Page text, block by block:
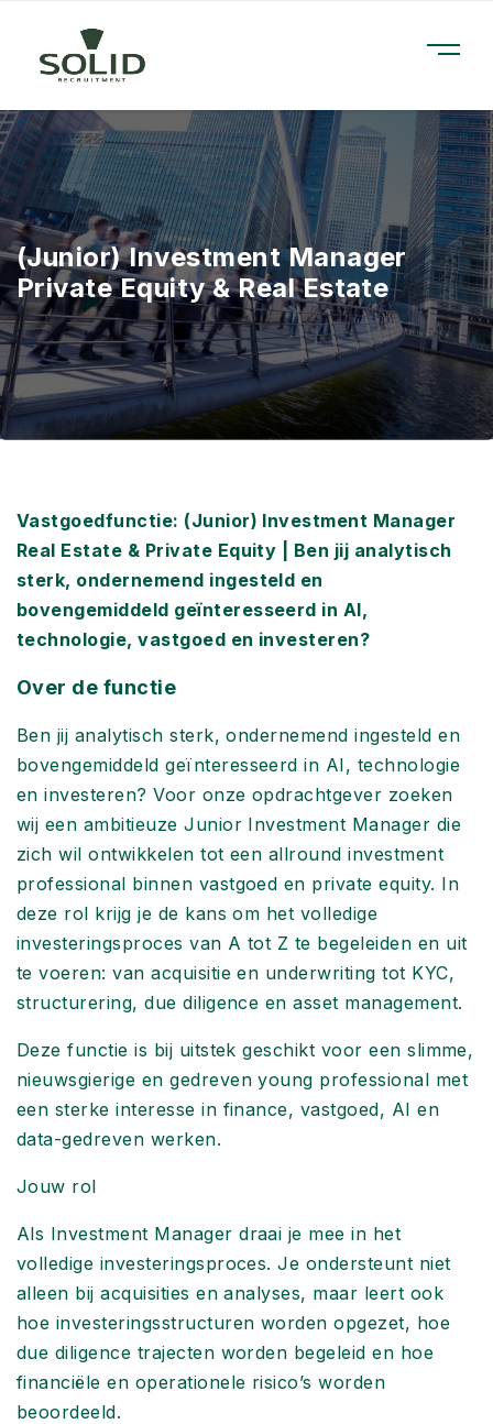
(Junior) Investment Manager
Private Equity & Real Estate
Vastgoedfunctie: (Junior) Investment Manager
Real Estate & Private Equity | Ben jij analytisch
sterk, ondernemend ingesteld en
bovengemiddeld geïnteresseerd in AI,
technologie, vastgoed en investeren?
Over de functie
Ben jij analytisch sterk, ondernemend ingesteld en
bovengemiddeld geïnteresseerd in AI, technologie
en investeren? Voor onze opdrachtgever zoeken
wij een ambitieuze Junior Investment Manager die
zich wil ontwikkelen tot een allround investment
professional binnen vastgoed en private equity. In
deze rol krijg je de kans om het volledige
investeringsproces van A tot Z te begeleiden en uit
te voeren: van acquisitie en underwriting tot KYC,
structurering, due diligence en asset management.
Deze functie is bij uitstek geschikt voor een slimme,
nieuwsgierige en gedreven young professional met
een sterke interesse in finance, vastgoed, AI en
data-gedreven werken.
Jouw rol
Als Investment Manager draai je mee in het
volledige investeringsproces. Je ondersteunt niet
alleen bij acquisities en analyses, maar leert ook
hoe investeringsstructuren worden opgezet, hoe
due diligence trajecten worden begeleid en hoe
financiële en operationele risico’s worden
beoordeeld.